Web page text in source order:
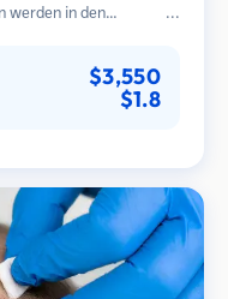
werden in den
$3,550
$1.8